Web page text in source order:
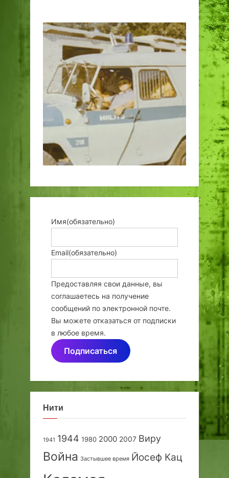
Имя(обязательно)
Email(обязательно)
Предоставляя свои данные, вы
соглашаетесь на получение
сообщений по электронной почте.
Вы можете отказаться от подписки
в любое время.
Подписаться
Нити
1941 1944 1980 2000 2007 Виру
Война Застывшее время Йосеф Кац